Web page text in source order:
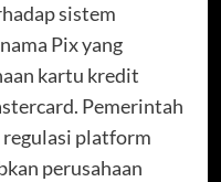
sistem
Pix yang
kartu kredit
Pemerintah
regulasi platform
perusahaan